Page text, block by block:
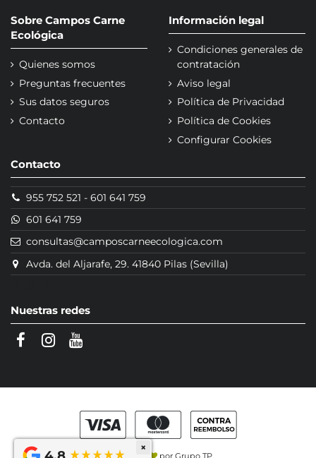
Sobre Campos Carne
Ecológica
Quienes somos
Preguntas frecuentes
Sus datos seguros
Contacto
Información legal
Condiciones generales de
contratación
Aviso legal
Política de Privacidad
Política de Cookies
Configurar Cookies
Contacto
955 752 521 -601 641 759
601 641 759
consultas@camposcarneecologica.com
Avda. del Aljarafe, 29. 41840 Pilas (Sevilla)
Nuestras redes
Hecho con por Grupo TP
×